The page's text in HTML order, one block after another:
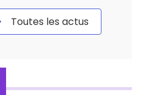
Toutes les actus